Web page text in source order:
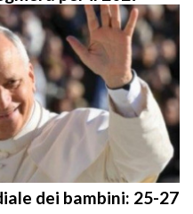
dei bambini: 25-27